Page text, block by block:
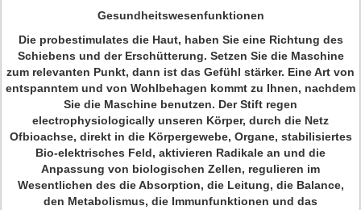
Gesundheitswesenfunktionen
Die probestimulates die Haut, haben Sie eine Richtung des
Schiebens und der Erschütterung. Setzen Sie die Maschine
zum relevanten Punkt, dann ist das Gefühl stärker. Eine Art von
entspanntem und von Wohlbehagen kommt zu Ihnen, nachdem
Sie die Maschine benutzen. Der Stift regen
electrophysiologically unseren Körper, durch die Netz
Ofbioachse, direkt in die Körpergewebe, Organe, stabilisiertes
Bio-elektrisches Feld, aktivieren Radikale an und die
Anpassung von biologischen Zellen, regulieren im
Wesentlichen des die Absorption, die Leitung, die Balance,
den Metabolismus, die Immunfunktionen und das